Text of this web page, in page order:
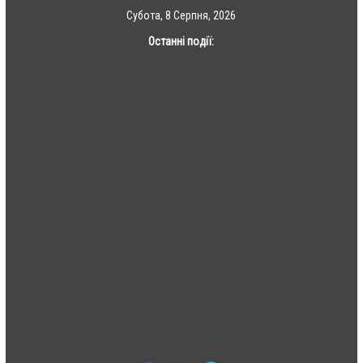
Субота, 8 Серпня, 2026
Останні події: